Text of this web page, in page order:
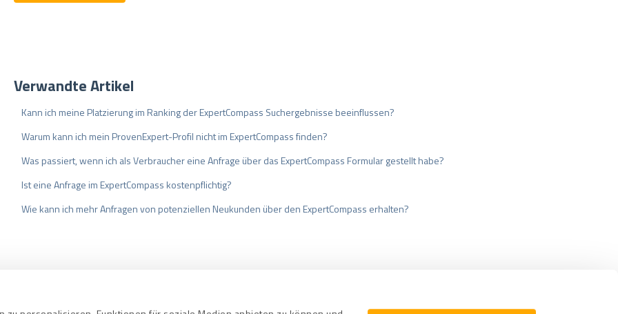
Verwandte Artikel
Kann ich meine Platzierung im Ranking der ExpertCompass Suchergebnisse beeinflussen?
Warum kann ich mein ProvenExpert-Profil nicht im ExpertCompass finden?
Was passiert, wenn ich als Verbraucher eine Anfrage über das ExpertCompass Formular gestellt habe?
Ist eine Anfrage im ExpertCompass kostenpflichtig?
Wie kann ich mehr Anfragen von potenziellen Neukunden über den ExpertCompass erhalten?
Datenschutz Qualitätssicherung Impressum